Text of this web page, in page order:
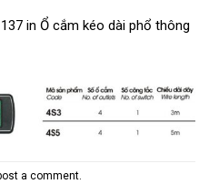
in Ổ cắm kéo dài phổ thông
a comment.